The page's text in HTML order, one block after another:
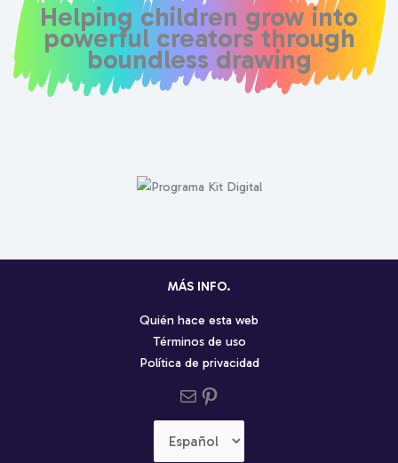
Helping children grow into
powerful creators through
boundless drawing
MÁS INFO.
Quién hace esta web
Términos de uso
Política de privacidad
Send us an emailPinterest social profile